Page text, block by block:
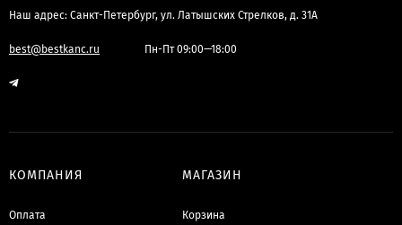
Наш адрес: Санкт-Петербург, ул. Латышских Стрелков, д. 31А
best@bestkanc.ru Пн-Пт 09:00—18:00
КОМПАНИЯ
Оплата
МАГАЗИН
Корзина